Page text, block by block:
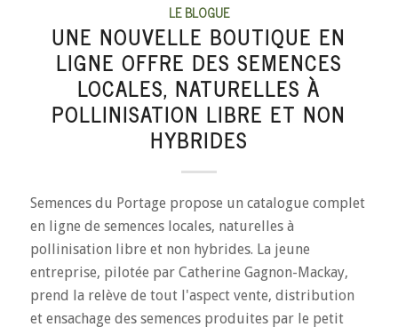
LE BLOGUE
UNE NOUVELLE BOUTIQUE EN
LIGNE OFFRE DES SEMENCES
LOCALES, NATURELLES À
POLLINISATION LIBRE ET NON
HYBRIDES
Semences du Portage propose un catalogue complet
en ligne de semences locales, naturelles à
pollinisation libre et non hybrides. La jeune
entreprise, pilotée par Catherine Gagnon-Mackay,
prend la relève de tout l'aspect vente, distribution
et ensachage des semences produites par le petit